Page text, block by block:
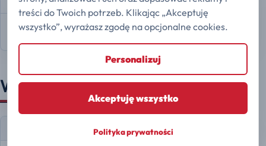
Rozstaw osi
Wyposażenie
treści do Twoich potrzeb. Klikając „Akceptuję
wszystko”, wyrażasz zgodę na opcjonalne cookies.
Personalizuj
Akceptuję wszystko
Polityka prywatności